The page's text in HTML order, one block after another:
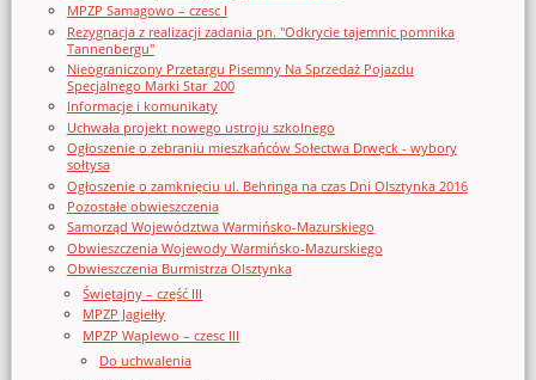
MPZP Samagowo – czesc I
Rezygnacja z realizacji zadania pn. "Odkrycie tajemnic pomnika
Tannenbergu"
Nieograniczony Przetargu Pisemny Na Sprzedaż Pojazdu
Specjalnego Marki Star_200
Informacje i komunikaty
Uchwała projekt nowego ustroju szkolnego
Ogłoszenie o zebraniu mieszkańców Sołectwa Drwęck - wybory
sołtysa
Ogłoszenie o zamknięciu ul. Behringa na czas Dni Olsztynka 2016
Pozostałe obwieszczenia
Samorząd Województwa Warmińsko-Mazurskiego
Obwieszczenia Wojewody Warmińsko-Mazurskiego
Obwieszczenia Burmistrza Olsztynka
Świętajny – część III
MPZP Jagiełły
MPZP Waplewo – czesc III
Do uchwalenia